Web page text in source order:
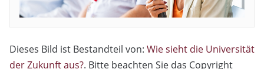
Dieses Bild ist Bestandteil von: Wie sieht die Universität
der Zukunft aus?. Bitte beachten Sie das Copyright